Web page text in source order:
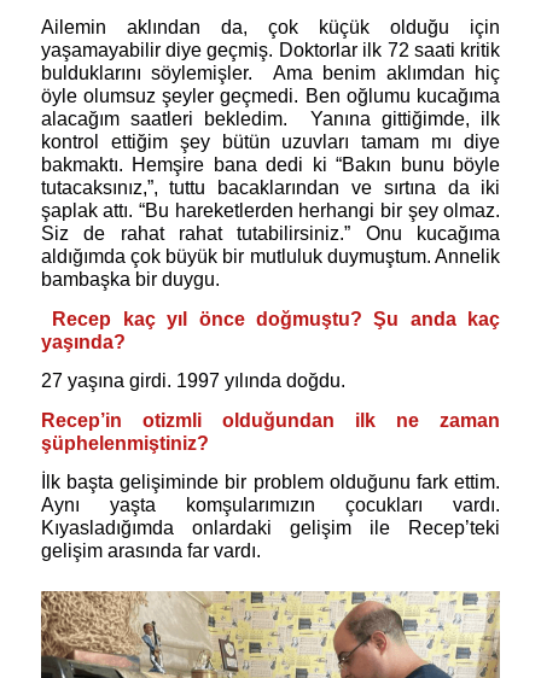
Ailemin aklından da, çok küçük olduğu için
yaşamayabilir diye geçmiş. Doktorlar ilk 72 saati kritik
bulduklarını söylemişler.
Ama benim aklımdan hiç
öyle olumsuz şeyler geçmedi. Ben oğlumu kucağıma
alacağım saatleri bekledim.
Yanına gittiğimde, ilk
kontrol ettiğim şey bütün uzuvları tamam mı diye
bakmaktı. Hemşire bana dedi ki “Bakın bunu böyle
tutacaksınız,”, tuttu bacaklarından ve sırtına da iki
şaplak attı. “Bu hareketlerden herhangi bir şey olmaz.
Siz de rahat rahat tutabilirsiniz.” Onu kucağıma
aldığımda çok büyük bir mutluluk duymuştum. Annelik
bambaşka bir duygu.
Recep kaç yıl önce doğmuştu? Şu anda kaç
yaşında?
27 yaşına girdi. 1997 yılında doğdu.
Recep’in otizmli olduğundan ilk ne zaman
şüphelenmiştiniz?
İlk başta gelişiminde bir problem olduğunu fark ettim.
Aynı yaşta komşularımızın çocukları vardı.
Kıyasladığımda onlardaki gelişim ile Recep’teki
gelişim arasında far vardı.